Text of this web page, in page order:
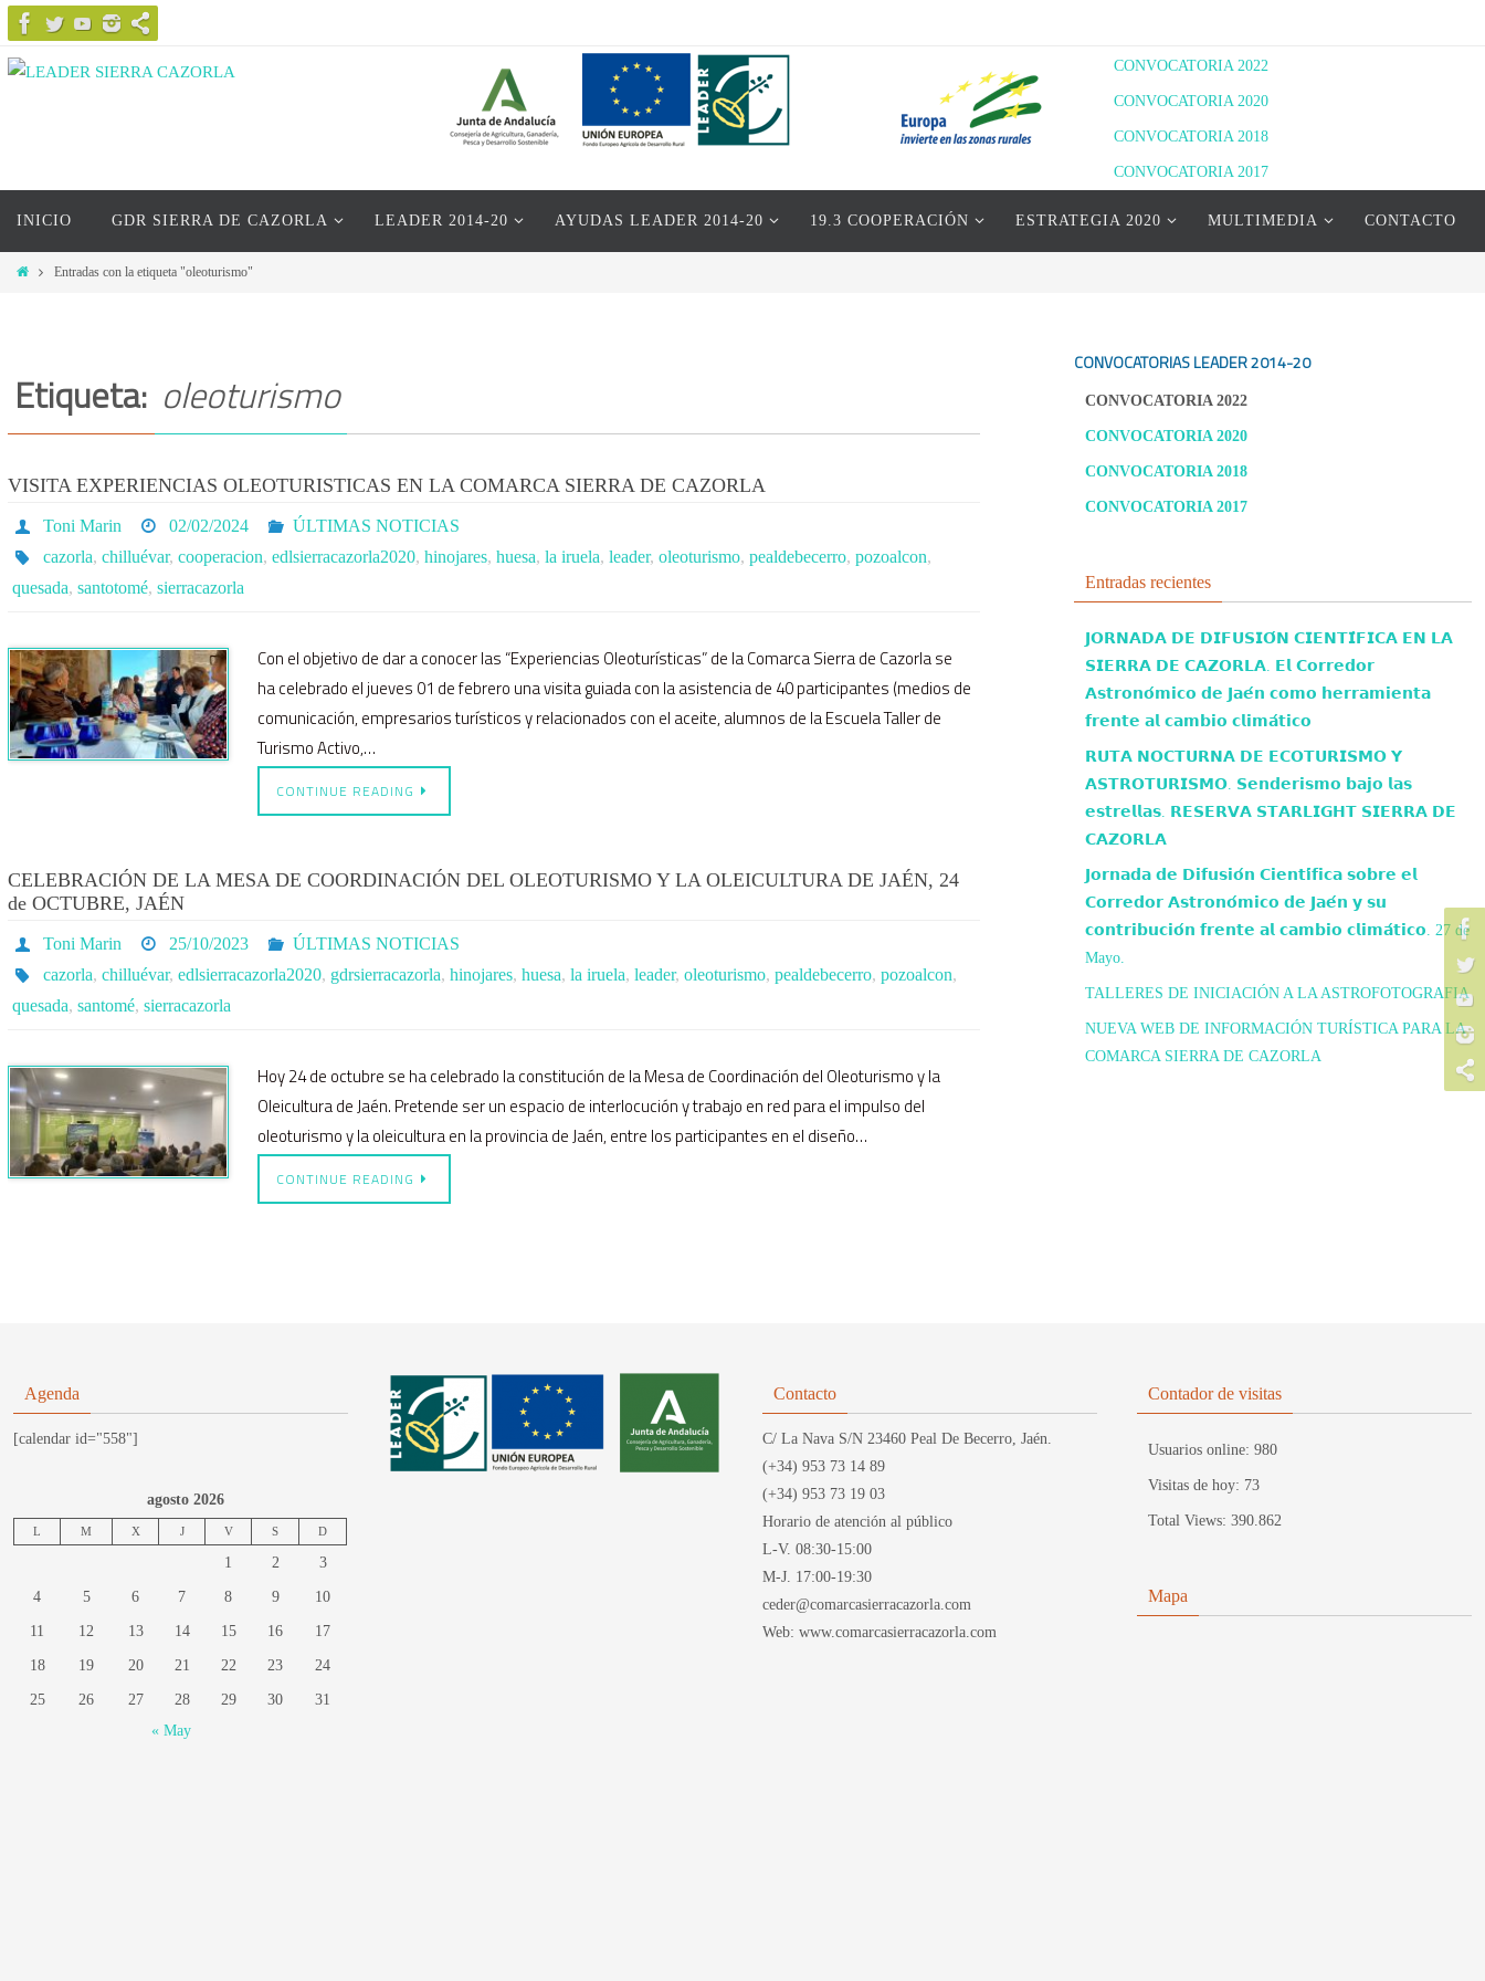
Ir
al
contenido
CONVOCATORIA 2022
CONVOCATORIA 2020
CONVOCATORIA 2018
CONVOCATORIA 2017
INICIO GDR SIERRA DE CAZORLA LEADER 2014-20 AYUDAS LEADER 2014-20 19.3 COOPERACIÓN ESTRATEGIA 2020 MULTIMEDIA CONTACTO
InicioEntradas con la etiqueta "oleoturismo"
Etiqueta: oleoturismo
VISITA EXPERIENCIAS OLEOTURISTICAS EN LA COMARCA SIERRA DE CAZORLA
Toni Marin 02/02/2024
ÚLTIMAS NOTICIAS
cazorla, chilluévar, cooperacion, edlsierracazorla2020, hinojares, huesa, la iruela, leader, oleoturismo, pealdebecerro, pozoalcon,
quesada, santotomé, sierracazorla
Con el objetivo de dar a conocer las “Experiencias Oleoturísticas” de la Comarca Sierra de Cazorla se
ha celebrado el jueves 01 de febrero una visita guiada con la asistencia de 40 participantes (medios de
comunicación, empresarios turísticos y relacionados con el aceite, alumnos de la Escuela Taller de
Turismo Activo,…
CONTINUE READING
CELEBRACIÓN DE LA MESA DE COORDINACIÓN DEL OLEOTURISMO Y LA OLEICULTURA DE JAÉN, 24
de OCTUBRE, JAÉN
Toni Marin 25/10/2023
ÚLTIMAS NOTICIAS
cazorla, chilluévar, edlsierracazorla2020, gdrsierracazorla, hinojares, huesa, la iruela, leader, oleoturismo, pealdebecerro, pozoalcon,
quesada, santomé, sierracazorla
Hoy 24 de octubre se ha celebrado la constitución de la Mesa de Coordinación del Oleoturismo y la
Oleicultura de Jaén. Pretende ser un espacio de interlocución y trabajo en red para el impulso del
oleoturismo y la oleicultura en la provincia de Jaén, entre los participantes en el diseño…
CONTINUE READING
CONVOCATORIAS LEADER2014-20
CONVOCATORIA 2022
CONVOCATORIA 2020
CONVOCATORIA 2018
CONVOCATORIA 2017
Entradas recientes
𝗝𝗢𝗥𝗡𝗔𝗗𝗔 𝗗𝗘 𝗗𝗜𝗙𝗨𝗦𝗜𝗢́𝗡 𝗖𝗜𝗘𝗡𝗧𝗜́𝗙𝗜𝗖𝗔 𝗘𝗡 𝗟𝗔
𝗦𝗜𝗘𝗥𝗥𝗔 𝗗𝗘 𝗖𝗔𝗭𝗢𝗥𝗟𝗔. 𝗘𝗹 𝗖𝗼𝗿𝗿𝗲𝗱𝗼𝗿
𝗔𝘀𝘁𝗿𝗼𝗻𝗼́𝗺𝗶𝗰𝗼 𝗱𝗲 𝗝𝗮𝗲́𝗻 𝗰𝗼𝗺𝗼 𝗵𝗲𝗿𝗿𝗮𝗺𝗶𝗲𝗻𝘁𝗮
𝗳𝗿𝗲𝗻𝘁𝗲 𝗮𝗹 𝗰𝗮𝗺𝗯𝗶𝗼 𝗰𝗹𝗶𝗺𝗮́𝘁𝗶𝗰𝗼
𝗥𝗨𝗧𝗔 𝗡𝗢𝗖𝗧𝗨𝗥𝗡𝗔 𝗗𝗘 𝗘𝗖𝗢𝗧𝗨𝗥𝗜𝗦𝗠𝗢 𝗬
𝗔𝗦𝗧𝗥𝗢𝗧𝗨𝗥𝗜𝗦𝗠𝗢. 𝗦𝗲𝗻𝗱𝗲𝗿𝗶𝘀𝗺𝗼 𝗯𝗮𝗷𝗼 𝗹𝗮𝘀
𝗲𝘀𝘁𝗿𝗲𝗹𝗹𝗮𝘀. 𝗥𝗘𝗦𝗘𝗥𝗩𝗔 𝗦𝗧𝗔𝗥𝗟𝗜𝗚𝗛𝗧 𝗦𝗜𝗘𝗥𝗥𝗔 𝗗𝗘
𝗖𝗔𝗭𝗢𝗥𝗟𝗔
𝗝𝗼𝗿𝗻𝗮𝗱𝗮 𝗱𝗲 𝗗𝗶𝗳𝘂𝘀𝗶𝗼́𝗻 𝗖𝗶𝗲𝗻𝘁𝗶́𝗳𝗶𝗰𝗮 𝘀𝗼𝗯𝗿𝗲 𝗲𝗹
𝗖𝗼𝗿𝗿𝗲𝗱𝗼𝗿 𝗔𝘀𝘁𝗿𝗼𝗻𝗼́𝗺𝗶𝗰𝗼 𝗱𝗲 𝗝𝗮𝗲́𝗻 𝘆 𝘀𝘂
𝗰𝗼𝗻𝘁𝗿𝗶𝗯𝘂𝗰𝗶𝗼́𝗻 𝗳𝗿𝗲𝗻𝘁𝗲 𝗮𝗹 𝗰𝗮𝗺𝗯𝗶𝗼 𝗰𝗹𝗶𝗺𝗮́𝘁𝗶𝗰𝗼. 27 de
Mayo.
TALLERES DE INICIACIÓN A LA ASTROFOTOGRAFIA
NUEVA WEB DE INFORMACIÓN TURÍSTICA PARA LA
COMARCA SIERRA DE CAZORLA
Agenda
[calendar id="558"]
agosto 2026
L M X J V S D
1 2 3
4 5 6 7 8 9 10
11 12 13 14 15 16 17
18 19 20 21 22 23 24
25 26 27 28 29 30
31
« May
Contacto
C/ La Nava S/N 23460 Peal De Becerro, Jaén.
(+34) 953 73 14 89
(+34) 953 73 19 03
Horario de atención al público
L-V. 08:30-15:00
M-J. 17:00-19:30
ceder@comarcasierracazorla.com
Web: www.comarcasierracazorla.com
Contador de visitas
Usuarios online:980
Visitas de hoy: 73
Total Views:390.862
Mapa